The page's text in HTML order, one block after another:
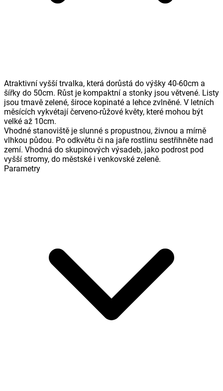
Atraktivní vyšší trvalka, která dorůstá do výšky 40-60cm a
šířky do 50cm. Růst je kompaktní a stonky jsou větvené. Listy
jsou tmavě zelené, široce kopinaté a lehce zvlněné. V letních
měsících vykvétají červeno-růžové květy, které mohou být
velké až 10cm.
Vhodné stanoviště je slunné s propustnou, živnou a mírně
vlhkou půdou. Po odkvětu či na jaře rostlinu sestřihněte nad
zemí. Vhodná do skupinových výsadeb, jako podrost pod
vyšší stromy, do městské i venkovské zeleně.
Parametry